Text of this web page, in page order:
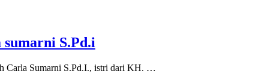
S.Pd.i
Carla Sumarni S.Pd.I., istri dari KH. …